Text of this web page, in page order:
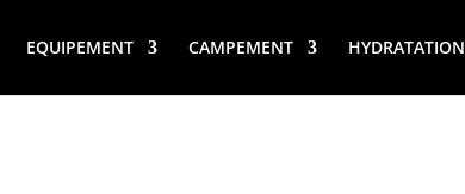
EQUIPEMENT CAMPEMENT HYDRATATION